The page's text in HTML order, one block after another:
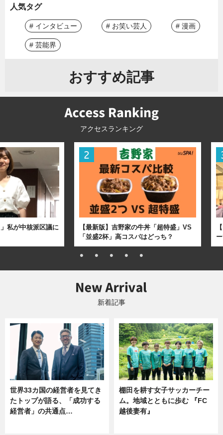
人気タグ
# インタビュー # お笑い芸人 # 漫画
# 芸能界
おすすめ記事
アクセスランキング
私が中核派区議に
【最新版】吉野家の牛丼「超特盛」VS
「並盛2杯」高コスパはどっち？
新着記事
世界33カ国の経営者を見てき
たトップが語る、「成功する
経営者」の共通点…
棚田を耕す女子サッカーチー
ム。地域とともに歩む 『FC
越後妻有』